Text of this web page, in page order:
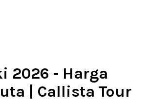
2026 - Harga
| Callista Tour